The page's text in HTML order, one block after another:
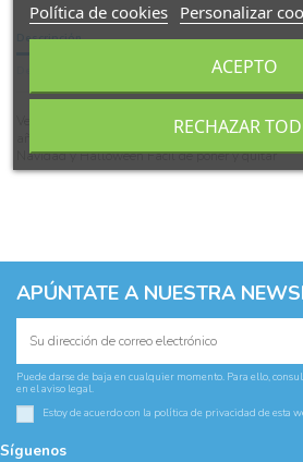
Descripción
Vestido, alas Presentación en percha Adecuado
año nuevo, sesión de fotos, gran fiesta,
Navidad y Halloween Fácil de poner y quitar
APÚNTATE A NUESTRA
Puede darse de baja en cualquier momento. Para ello,
en el aviso legal.
Estoy de acuerdo con la política de privacidad de esta
Síguenos
Política de cookies Personalizar
RECHAZAR
ACEPTO